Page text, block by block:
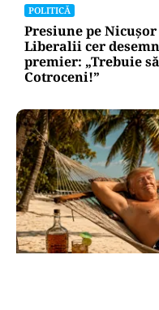
POLITICĂ
Presiune pe
Liberalii cer
premier: „Trebuie
Cotroceni!”